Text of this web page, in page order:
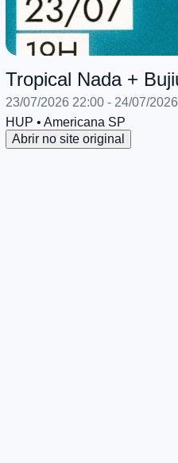
Tropical Nada +
23/07/2026 22:00 - 24/07/
HUP • Americana SP
Abrir no site original